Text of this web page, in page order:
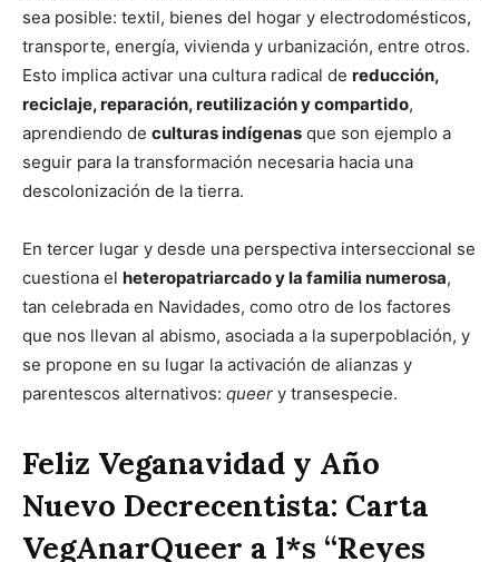
sea posible: textil, bienes del hogar y electrodomésticos,
transporte, energía, vivienda y urbanización, entre otros.
Esto implica activar una cultura radical de reducción,
reciclaje, reparación, reutilización y compartido,
aprendiendo de culturas indígenas que son ejemplo a
seguir para la transformación necesaria hacia una
descolonización de la tierra.
En tercer lugar y desde una perspectiva interseccional se
cuestiona el heteropatriarcado y la familia numerosa,
tan celebrada en Navidades, como otro de los factores
que nos llevan al abismo, asociada a la superpoblación, y
se propone en su lugar la activación de alianzas y
parentescos alternativos: queer y transespecie.
Feliz Veganavidad y Año
Nuevo Decrecentista: Carta
VegAnarQueer a l*s “Reyes